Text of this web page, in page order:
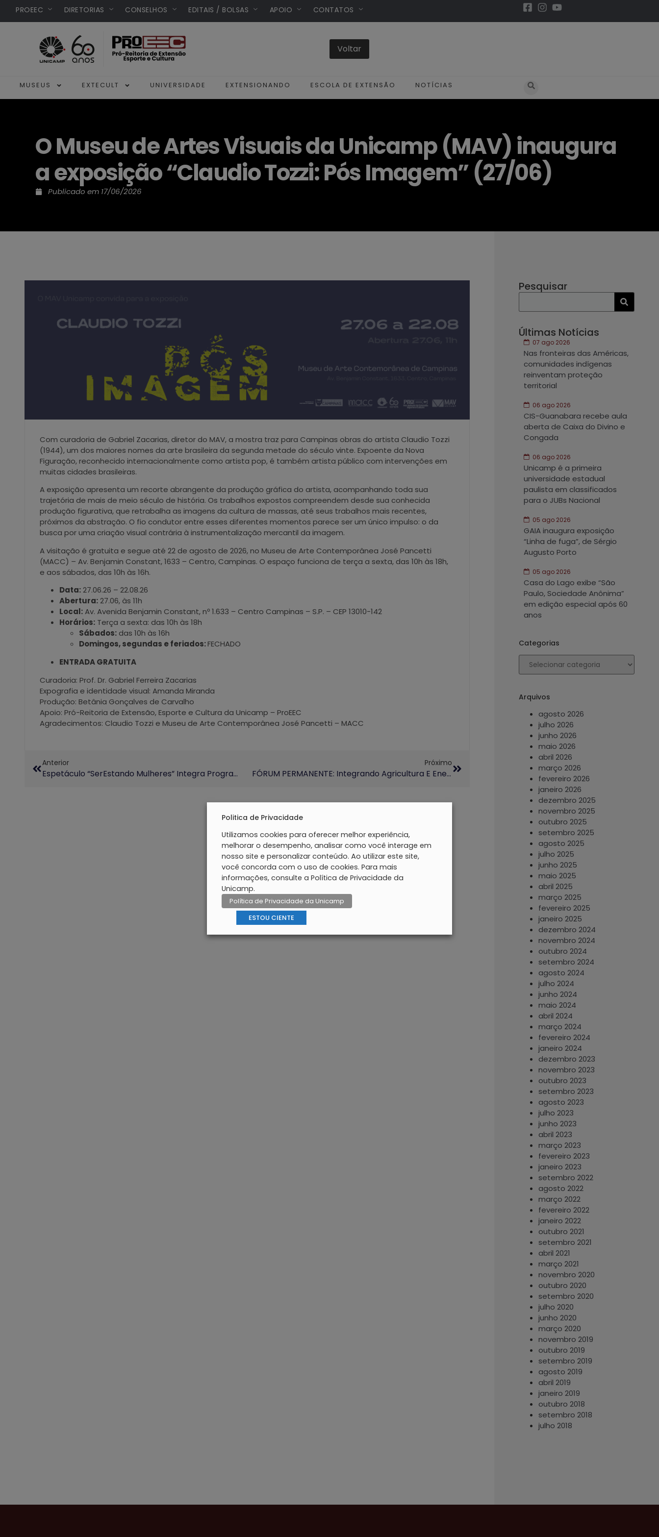
PROEEC DIRETORIAS CONSELHOS EDITAIS / BOLSAS APOIO CONTATOS
MUSEUS EXTECULT UNIVERSIDADE EXTENSIONANDO ESCOLA DE EXTENSÃO NOTÍCIAS
O Museu de Artes Visuais da Unicamp (MAV) inaugura
a exposição “Claudio Tozzi: Pós Imagem” (27/06)
Publicado em 17/06/2026
Com curadoria de Gabriel Zacarias, diretor do MAV, a mostra traz para Campinas obras do artista Claudio Tozzi
(1944), um dos maiores nomes da arte brasileira da segunda metade do século vinte. Expoente da Nova
Figuração, reconhecido internacionalmente como artista pop, é também artista público com intervenções em
muitas cidades brasileiras.
A exposição apresenta um recorte abrangente da produção gráfica do artista, acompanhando toda sua
trajetória de mais de meio século de história. Os trabalhos expostos compreendem desde sua conhecida
produção figurativa, que retrabalha as imagens da cultura de massas, até seus trabalhos mais recentes,
próximos da abstração. O fio condutor entre esses diferentes momentos parece ser um único impulso: o da
busca por uma criação visual contrária à instrumentalização mercantil da imagem.
A visitação é gratuita e segue até 22 de agosto de 2026, no Museu de Arte Contemporânea José Pancetti
(MACC) – Av. Benjamin Constant, 1633 – Centro, Campinas. O espaço funciona de terça a sexta, das 10h às 18h,
e aos sábados, das 10h às 16h.
Data:27.06.26 – 22.08.26
Abertura:27.06, às 11h
Local:Av. Avenida Benjamin Constant, nº 1.633 – Centro Campinas – S.P. – CEP 13010-142
Horários: Terça a sexta: das 10h às 18h
Sábados: das 10h às 16h
Domingos, segundas e feriados:FECHADO
ENTRADA GRATUITA
Curadoria: Prof. Dr. Gabriel Ferreira Zacarias
Expografia e identidade visual: Amanda Miranda
Produção: Betânia Gonçalves de Carvalho
Apoio: Pró-Reitoria de Extensão, Esporte e Cultura da Unicamp – ProEEC
Agradecimentos: Claudio Tozzi e Museu de Arte Contemporânea José Pancetti – MACC
Anterior
Espetáculo “SerEstando Mulheres” Integra Programação Dos 60 Anos Da Unicamp
Próximo
FÓRUM PERMANENTE: Integrando Agricultura E Energia: Desafios E Oportunidades De Usinas Agrivoltaicas (09/09)
Pesquisar
Últimas Notícias
07 ago 2026
Nas fronteiras das Américas,
comunidades indígenas
reinventam proteção
territorial
06 ago 2026
CIS-Guanabara recebe aula
aberta de Caixa do Divino e
Congada
06 ago 2026
Unicamp é a primeira
universidade estadual
paulista em classificados
para o JUBs Nacional
05 ago 2026
GAIA inaugura exposição
“Linha de fuga”, de Sérgio
Augusto Porto
05 ago 2026
Casa do Lago exibe “São
Paulo, Sociedade Anônima”
em edição especial após 60
anos
Categorias
Arquivos
agosto 2026
julho 2026
junho 2026
maio 2026
abril 2026
março 2026
fevereiro 2026
janeiro 2026
dezembro 2025
novembro 2025
outubro 2025
setembro 2025
agosto 2025
julho 2025
junho 2025
maio 2025
abril 2025
março 2025
fevereiro 2025
janeiro 2025
dezembro 2024
novembro 2024
outubro 2024
setembro 2024
agosto 2024
julho 2024
junho 2024
maio 2024
abril 2024
março 2024
fevereiro 2024
janeiro 2024
dezembro 2023
novembro 2023
outubro 2023
setembro 2023
agosto 2023
julho 2023
junho 2023
abril 2023
março 2023
fevereiro 2023
janeiro 2023
setembro 2022
agosto 2022
março 2022
fevereiro 2022
janeiro 2022
outubro 2021
setembro 2021
abril 2021
março 2021
novembro 2020
outubro 2020
setembro 2020
julho 2020
junho 2020
março 2020
novembro 2019
outubro 2019
setembro 2019
agosto 2019
abril 2019
janeiro 2019
outubro 2018
setembro 2018
julho 2018
Politica de Privacidade
Utilizamos cookies para oferecer melhor experiência,
melhorar o desempenho, analisar como você interage em
nosso site e personalizar conteúdo. Ao utilizar este site,
você concorda com o uso de cookies. Para mais
informações, consulte a Política de Privacidade da
Unicamp.
Política de Privacidade da Unicamp
ESTOU CIENTE